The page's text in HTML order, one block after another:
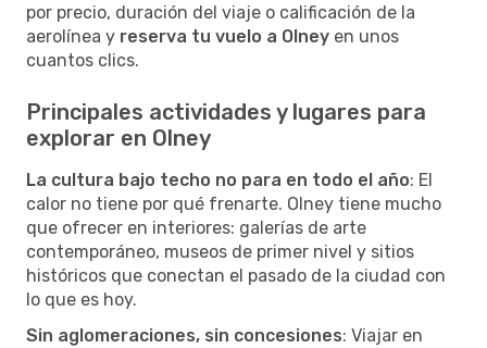
por precio, duración del viaje o calificación de la
aerolínea y reserva tu vuelo a Olney en unos
cuantos clics.
Principales actividades y lugares para
explorar en Olney
La cultura bajo techo no para en todo el año: El
calor no tiene por qué frenarte. Olney tiene mucho
que ofrecer en interiores: galerías de arte
contemporáneo, museos de primer nivel y sitios
históricos que conectan el pasado de la ciudad con
lo que es hoy.
Sin aglomeraciones, sin concesiones: Viajar en